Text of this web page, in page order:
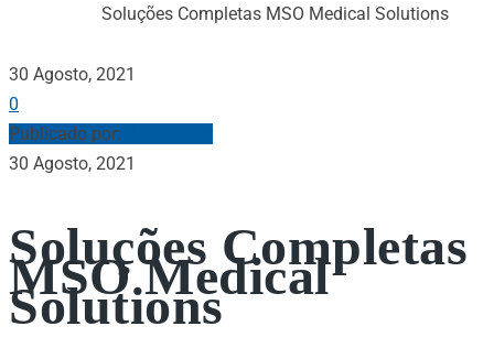
Soluções Completas MSO Medical Solutions
30 Agosto, 2021
0
Publicado por:
30 Agosto, 2021
Soluções Completas
MSO Medical
Solutions